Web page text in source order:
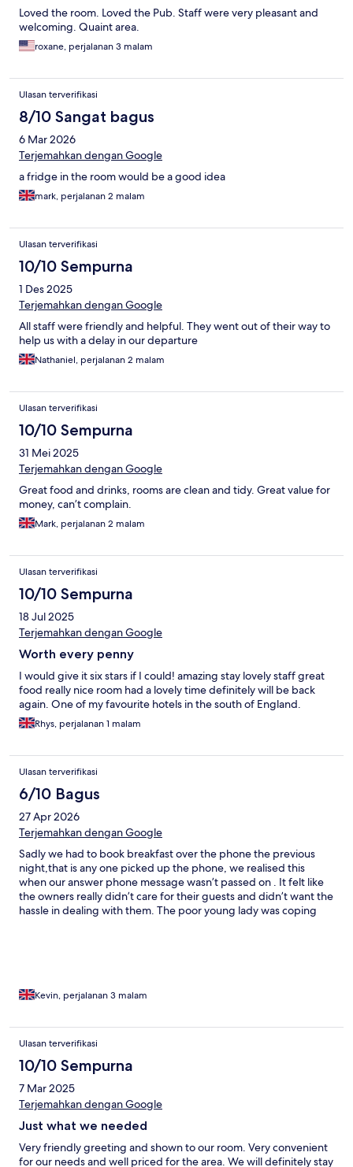
Loved the room. Loved the Pub. Staff were very pleasant and
welcoming. Quaint area.
roxane, perjalanan 3 malam
Ulasan terverifikasi
8/10 Sangat bagus
6 Mar 2026
Terjemahkan dengan Google
a fridge in the room would be a good idea
mark, perjalanan 2 malam
Ulasan terverifikasi
10/10 Sempurna
1 Des 2025
Terjemahkan dengan Google
All staff were friendly and helpful. They went out of their way to
help us with a delay in our departure
Nathaniel, perjalanan 2 malam
Ulasan terverifikasi
10/10 Sempurna
31 Mei 2025
Terjemahkan dengan Google
Great food and drinks, rooms are clean and tidy. Great value for
money, can’t complain.
Mark, perjalanan 2 malam
Ulasan terverifikasi
10/10 Sempurna
18 Jul 2025
Terjemahkan dengan Google
Worth every penny
I would give it six stars if I could! amazing stay lovely staff great
food really nice room had a lovely time definitely will be back
again. One of my favourite hotels in the south of England.
Rhys, perjalanan 1 malam
Ulasan terverifikasi
6/10 Bagus
27 Apr 2026
Terjemahkan dengan Google
Sadly we had to book breakfast over the phone the previous
night,that is any one picked up the phone, we realised this
when our answer phone message wasn’t passed on . It felt like
the owners really didn’t care for their guests and didn’t want the
hassle in dealing with them. The poor young lady was coping
Kevin, perjalanan 3 malam
Ulasan terverifikasi
10/10 Sempurna
7 Mar 2025
Terjemahkan dengan Google
Just what we needed
Very friendly greeting and shown to our room. Very convenient
for our needs and well priced for the area. We will definitely stay